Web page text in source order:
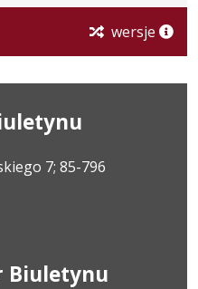
wersje
7; 85-796
Biuletynu